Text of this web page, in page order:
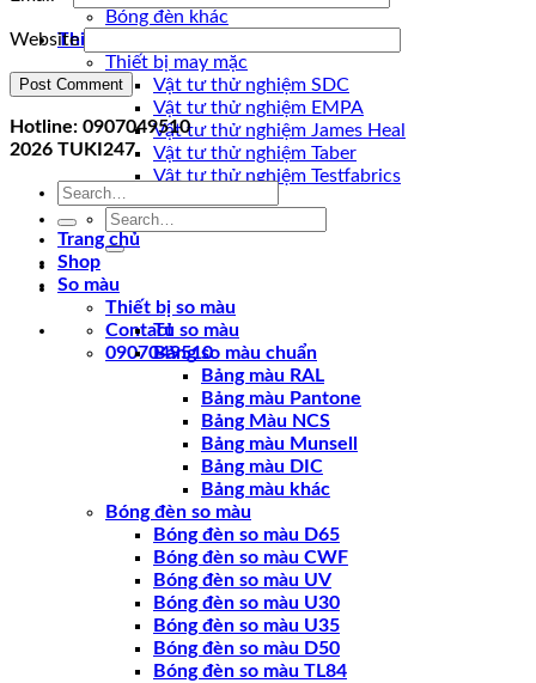
Bóng đèn khác
Thiết bị
Thiết bị may mặc
Vật tư thử nghiệm SDC
Vật tư thử nghiệm EMPA
Vật tư thử nghiệm James Heal
Vật tư thử nghiệm Taber
Vật tư thử nghiệm Testfabrics
Search
for:
Contact
0907049510
Website
Hotline: 0907049510
2026 TUKI247
Search
Trang chủ
Shop
So màu
Thiết bị so màu
Tủ so màu
Bảng so màu chuẩn
Bảng màu RAL
Bảng màu Pantone
Bảng Màu NCS
Bảng màu Munsell
Bảng màu DIC
Bảng màu khác
Bóng đèn so màu
Bóng đèn so màu D65
Bóng đèn so màu CWF
Bóng đèn so màu UV
Bóng đèn so màu U30
Bóng đèn so màu U35
Bóng đèn so màu D50
Bóng đèn so màu TL84